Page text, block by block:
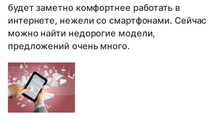
будет заметно комфортнее работать в
интернете, нежели со смартфонами. Сейчас
можно найти недорогие модели,
предложений очень много.